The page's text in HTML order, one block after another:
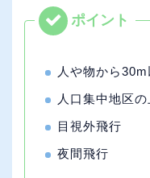
人や物から
人口集中地区
目視外飛行
夜間飛行